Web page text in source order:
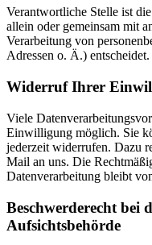
Verantwortliche Stelle ist
allein oder gemeinsam mit
Verarbeitung von
Adressen o. Ä.) entscheidet.
Widerruf Ihrer
Viele
Einwilligung möglich. Sie
jederzeit widerrufen. Dazu
Mail an uns. Die
Datenverarbeitung bleibt
Beschwerderecht bei
Aufsichtsbehörde